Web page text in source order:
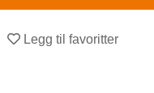
Legg til favoritter